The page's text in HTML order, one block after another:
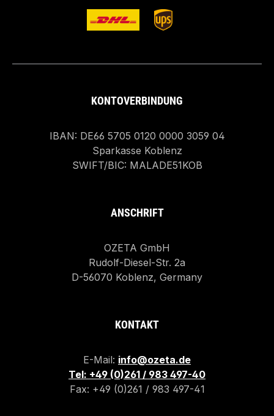
KONTOVERBINDUNG
IBAN: DE66 5705 0120 0000 3059 04
Sparkasse Koblenz
SWIFT/BIC: MALADE51KOB
ANSCHRIFT
OZETA GmbH
Rudolf-Diesel-Str. 2a
D-56070 Koblenz, Germany
KONTAKT
E-Mail: info@ozeta.de
Tel: +49 (0)261 / 983 497-40
Fax: +49 (0)261 / 983 497-41